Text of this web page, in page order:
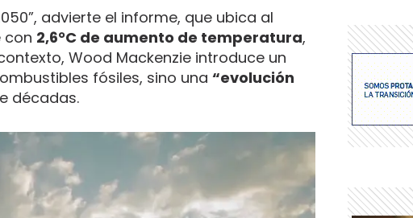
advierte el informe, que ubica al
con 2,6°C de aumento de temperatura,
Wood Mackenzie introduce un
fósiles, sino una “evolución
décadas.